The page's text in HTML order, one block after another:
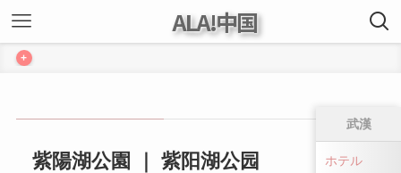
ALA!中国
+
紫陽湖公園 ｜ 紫阳湖公园
武漢
ホテル